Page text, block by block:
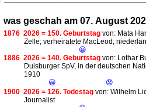
was geschah am 07. August
1876 2026 = 150. Geburtstag von: Mata
Zelle; verheiratete MacLeod;
😀
1886 2026 = 140. Geburtstag von: Lothar
Duisburger SpV, in der deutschen
1910
😀
😟
1900 2026 = 126. Todestag von: Wilhelm
Journalist